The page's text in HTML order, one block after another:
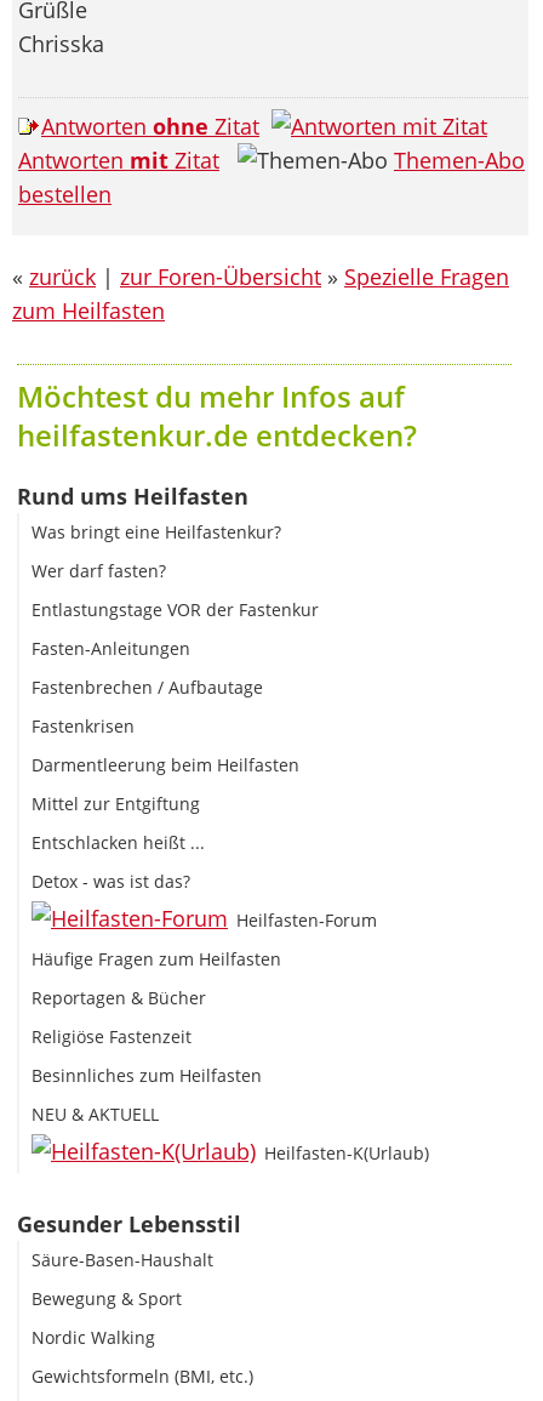
Grüßle
Chrisska
Antworten ohne Zitat
Antworten mit Zitat
Themen-Abo
bestellen
« zurück | zur Foren-Übersicht » Spezielle Fragen
zum Heilfasten
Möchtest du mehr Infos auf
heilfastenkur.de entdecken?
Rund ums Heilfasten
Was bringt eine Heilfastenkur?
Wer darf fasten?
Entlastungstage VOR der Fastenkur
Fasten-Anleitungen
Fastenbrechen / Aufbautage
Fastenkrisen
Darmentleerung beim Heilfasten
Mittel zur Entgiftung
Entschlacken heißt ...
Detox - was ist das?
Heilfasten-Forum
Häufige Fragen zum Heilfasten
Reportagen & Bücher
Religiöse Fastenzeit
Besinnliches zum Heilfasten
NEU & AKTUELL
Heilfasten-K(Urlaub)
Gesunder Lebensstil
Säure-Basen-Haushalt
Bewegung & Sport
Nordic Walking
Gewichtsformeln (BMI, etc.)